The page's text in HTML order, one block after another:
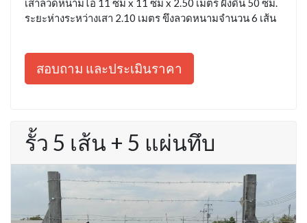
เสาลวดหนามไอ 11 ซม x 11 ซม x 2.50 เมตร ฝังดิน 50 ซม.
ระยะห่างระหว่างเสา 2.10 เมตร ขึงลวดหนามจำนวน 6 เส้น
สอบถาม และประเมินราคา
รั้ว 5 เส้น + 5 แผ่นทึบ